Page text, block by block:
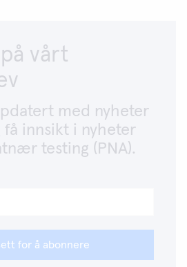
vårt
med nyheter
få innsikt i nyheter
testing (PNA).
for å abonnere